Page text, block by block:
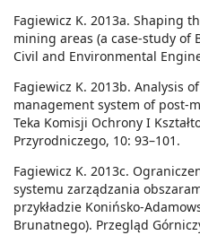
Fagiewicz K. 2013a. Shaping
mining areas (a case-study of
Civil and Environmental
Fagiewicz K. 2013b. Analysis
management system of post-
Teka Komisji Ochrony I
Przyrodniczego, 10: 93–101.
Fagiewicz K. 2013c.
systemu zarządzania
przykładzie Konińsko-
Brunatnego). Przegląd